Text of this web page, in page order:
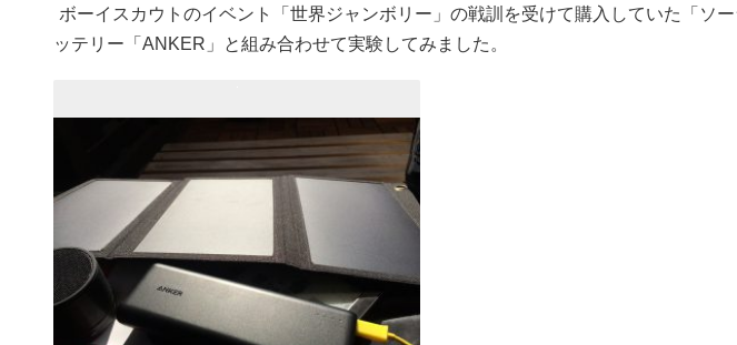
ボーイスカウトのイベント「世界ジャンボリー」の戦訓を受けて購入していた「ソ
ッテリー「ANKER」と組み合わせて実験してみました。